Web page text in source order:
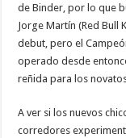
de Binder, por lo que
Jorge Martín (Red Bull
debut, pero el
operado desde
reñida para los
A ver si los nuevos
corredores